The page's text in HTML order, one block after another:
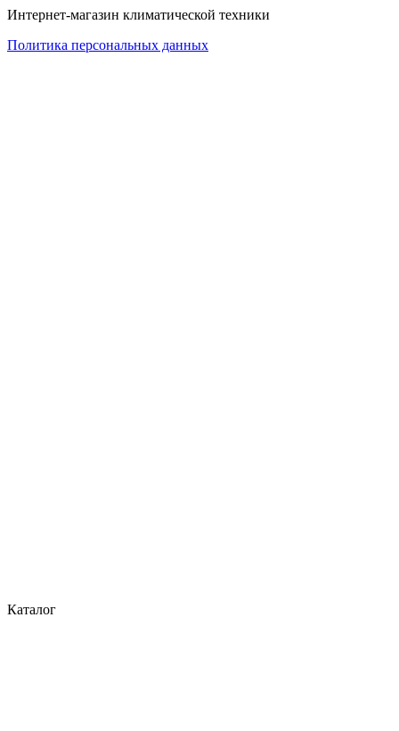
Интернет-магазин климатической техники
Политика персональных данных
Каталог